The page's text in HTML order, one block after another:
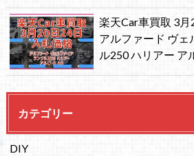
楽天Car車買取 3
アルファード ヴェ
ル250 ハリアー ア
カテゴリー
DIY